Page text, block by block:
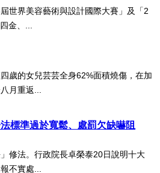
世界美容藝術與設計國際大賽」及「2
金、...
歲的女兒芸芸全身62%面積燒傷，在加
月重返...
標準過於寬鬆、處罰欠缺嚇阻
修法。行政院長卓榮泰20日說明十大
不實處...